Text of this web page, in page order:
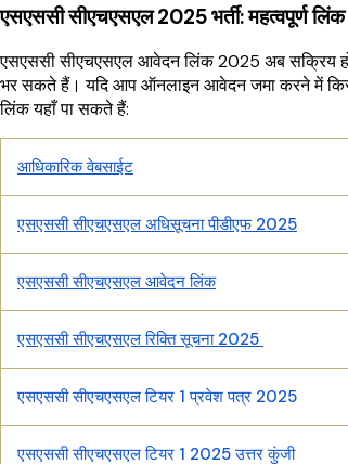
एसएससी सीएचएसएल 2025 भर्ती: महत्वपूर्ण लिंक
एसएससी सीएचएसएल आवेदन लिंक 2025 अब सक्रिय
भर सकते हैं। यदि आप ऑनलाइन आवेदन जमा करने में
लिंक यहाँ पा सकते हैं:
आधिकारिक वेबसाईट
एसएससी सीएचएसएल अधिसूचना पीडीएफ 2025
एसएससी सीएचएसएल आवेदन लिंक
एसएससी सीएचएसएल रिक्ति सूचना 2025
एसएससी सीएचएसएल टियर 1 प्रवेश पत्र 2025
एसएससी सीएचएसएल टियर 1 2025 उत्तर कुंजी